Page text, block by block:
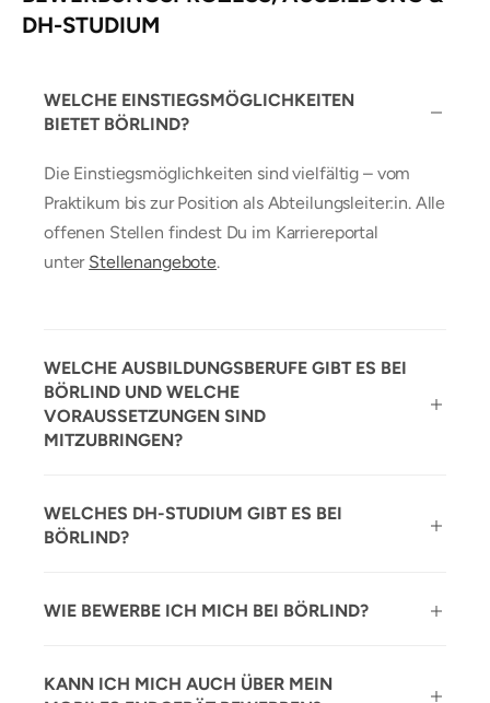
DH-STUDIUM
WELCHE EINSTIEGSMÖGLICHKEITEN
BIETET BÖRLIND?
Die Einstiegsmöglichkeiten sind vielfältig – vom
Praktikum bis zur Position als Abteilungsleiter:in. Alle
offenen Stellen findest Du im Karriereportal
unter Stellenangebote.
WELCHE AUSBILDUNGSBERUFE GIBT ES BEI
BÖRLIND UND WELCHE
VORAUSSETZUNGEN SIND
MITZUBRINGEN?
WELCHES DH-STUDIUM GIBT ES BEI
BÖRLIND?
WIE BEWERBE ICH MICH BEI BÖRLIND?
KANN ICH MICH AUCH ÜBER MEIN